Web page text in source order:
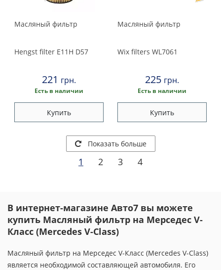
Масляный фильтр
Hengst filter E11H D57
221 грн.
Есть в наличии
Купить
Масляный фильтр
Wix filters WL7061
225 грн.
Есть в наличии
Купить
Показать больше
1 2 3 4
В интернет-магазине Авто7 вы можете
купить Масляный фильтр на Мерседес V-
Класс (Mercedes V-Class)
Масляный фильтр на Мерседес V-Класс (Mercedes V-Class)
является необходимой составляющей автомобиля. Его